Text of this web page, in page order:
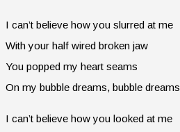
I can’t believe how you slurred at me
With your half wired broken jaw
You popped my heart seams
On my bubble dreams, bubble dreams
I can’t believe how you looked at me